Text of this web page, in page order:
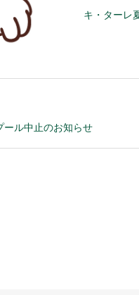
キ・ターレ
ール中止のお知らせ